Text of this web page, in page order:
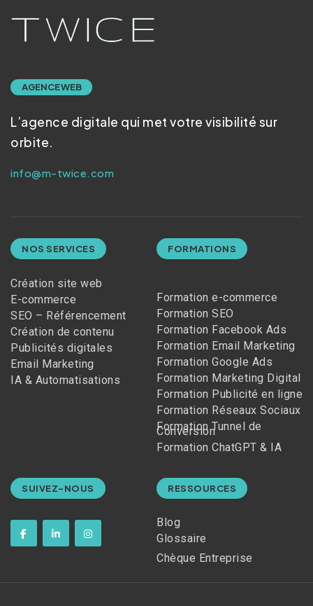
AGENCE WEB
L’agence digitale qui met votre visibilité sur
orbite.
info@m-twice.com
NOS SERVICES
Création site web
E-commerce
SEO – Référencement
Création de contenu
Publicités digitales
Email Marketing
IA & Automatisations
FORMATIONS
Formation e-commerce
Formation SEO
Formation Facebook Ads
Formation Email Marketing
Formation Google Ads
Formation Marketing Digital
Formation Publicité en ligne
Formation Réseaux Sociaux
Formation Tunnel de
Conversion
Formation ChatGPT & IA
SUIVEZ-NOUS RESSOURCES
Blog
Glossaire
Chèque Entreprise